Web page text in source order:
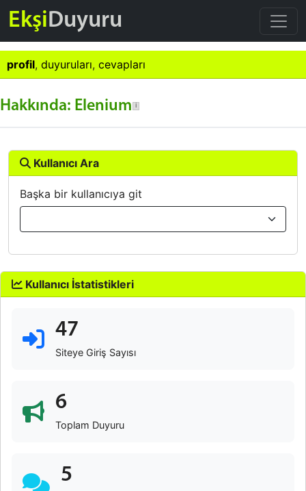
EkşiDuyuru
profil, duyuruları, cevapları
Hakkında: Elenium
Kullanıcı Ara
Başka bir kullanıcıya git
Kullanıcı İstatistikleri
47
Siteye Giriş Sayısı
6
Toplam Duyuru
5